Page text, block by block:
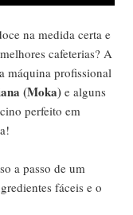
na medida certa e
cafeterias? A
máquina profissional
(Moka) e alguns
perfeito em
a passo de um
fáceis e o